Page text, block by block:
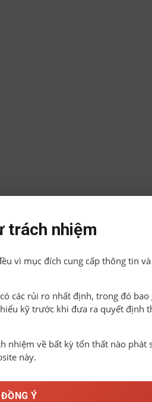
trách nhiệm
vì mục đích cung cấp thông tin và
các rủi ro nhất định, trong đó bao
kỹ trước khi đưa ra quyết định
nhiệm về bất kỳ tổn thất nào phát
này.
ĐỒNG Ý